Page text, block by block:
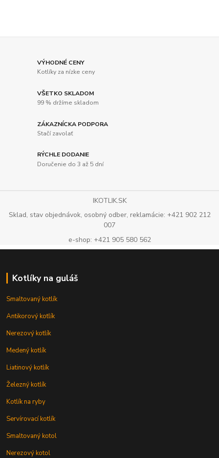
VÝHODNÉ CENY
Kotlíky za nízke ceny
VŠETKO SKLADOM
99 % držíme skladom
ZÁKAZNÍCKA PODPORA
Stačí zavolať
RÝCHLE DODANIE
Doručenie do 3 až 5 dní
IKOTLIK.SK
Sklad, stav objednávok, osobný odber, reklamácie: +421 902 212
007
e-shop: +421 905 580 562
Kotlíky na guláš
Smaltovaný kotlík
Antikorový kotlík
Nerezový kotlík
Medený kotlík
Liatinový kotlík
Železný kotlík
Kotlík na ryby
Servírovací kotlík
Smaltovaný kotol
Nerezový kotol